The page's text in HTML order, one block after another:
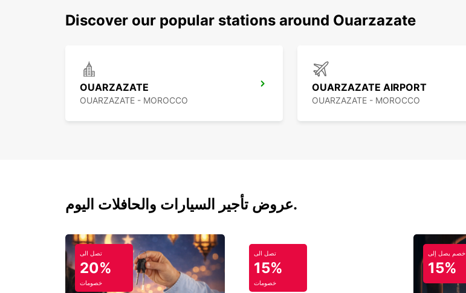
Discover our popular stations around Ouarzazate
OUARZAZATE
OUARZAZATE - MOROCCO
OUARZAZATE AIRPORT
OUARZAZATE - MOROCCO
عروض تأجير السيارات والحافلات اليوم.
تصل الى
20%
خصومات
تصل الى
15%
خصومات
خصم يصل إلى
15%